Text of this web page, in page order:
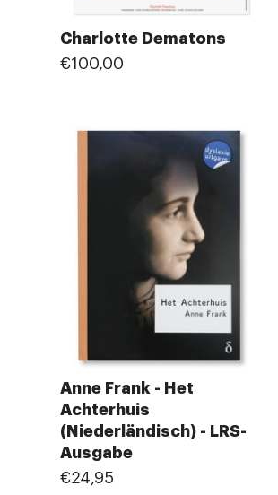
Charlotte Dematons
€100,00
Anne Frank - Het
Achterhuis
(Niederländisch) - LRS-
Ausgabe
€24,95